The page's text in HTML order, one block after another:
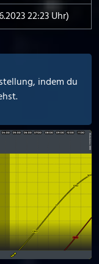
22:23 Uhr)
indem du